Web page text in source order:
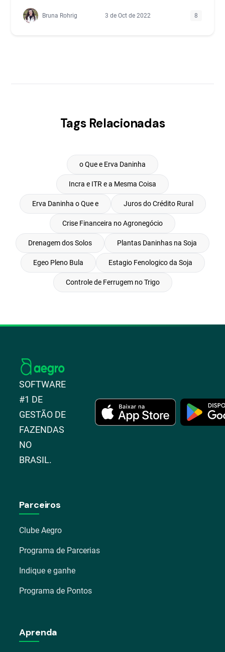
Bruna Rohrig 3 de Oct de 2022 8
Tags Relacionadas
o Que e Erva Daninha
Incra e ITR e a Mesma Coisa
Erva Daninha o Que e Juros do Crédito Rural
Crise Financeira no Agronegócio
Drenagem dos Solos Plantas Daninhas na Soja
Egeo Pleno Bula Estagio Fenologico da Soja
Controle de Ferrugem no Trigo
SOFTWARE
#1 DE
GESTÃO DE
FAZENDAS
NO
BRASIL.
Parceiros
Clube Aegro
Programa de Parcerias
Indique e ganhe
Programa de Pontos
Aprenda